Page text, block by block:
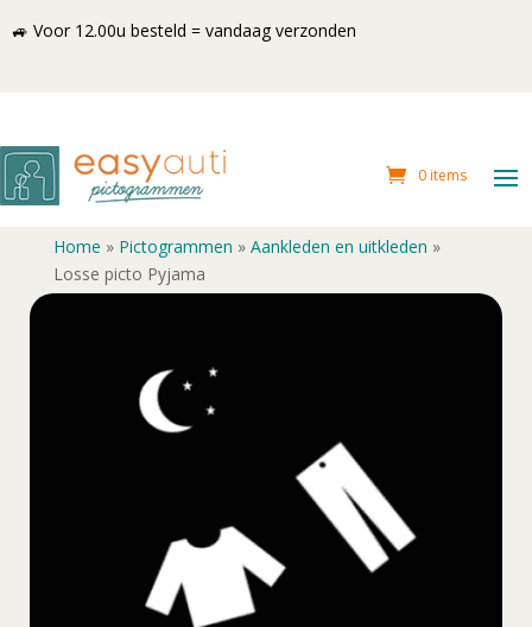
🚙 Voor 12.00u besteld = vandaag verzonden
0 items
Home » Pictogrammen » Aankleden en uitkleden »
Losse picto Pyjama